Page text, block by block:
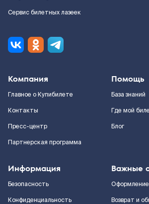
Сервис билетных лазеек
Компания
Главное о Купибилете
Контакты
Пресс-центр
Партнерская программа
Помощь
База знаний
Где мой
Блог
Информация
Безопасность
Конфиденциальность
Важные
Оформление
Возврат и